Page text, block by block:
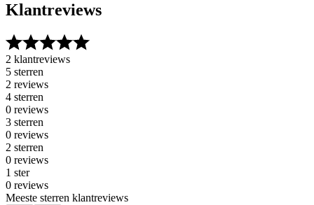
Klantreviews
2 klantreviews
5 sterren
2 reviews
4 sterren
0 reviews
3 sterren
0 reviews
2 sterren
0 reviews
1 ster
0 reviews
Meeste sterren klantreviews